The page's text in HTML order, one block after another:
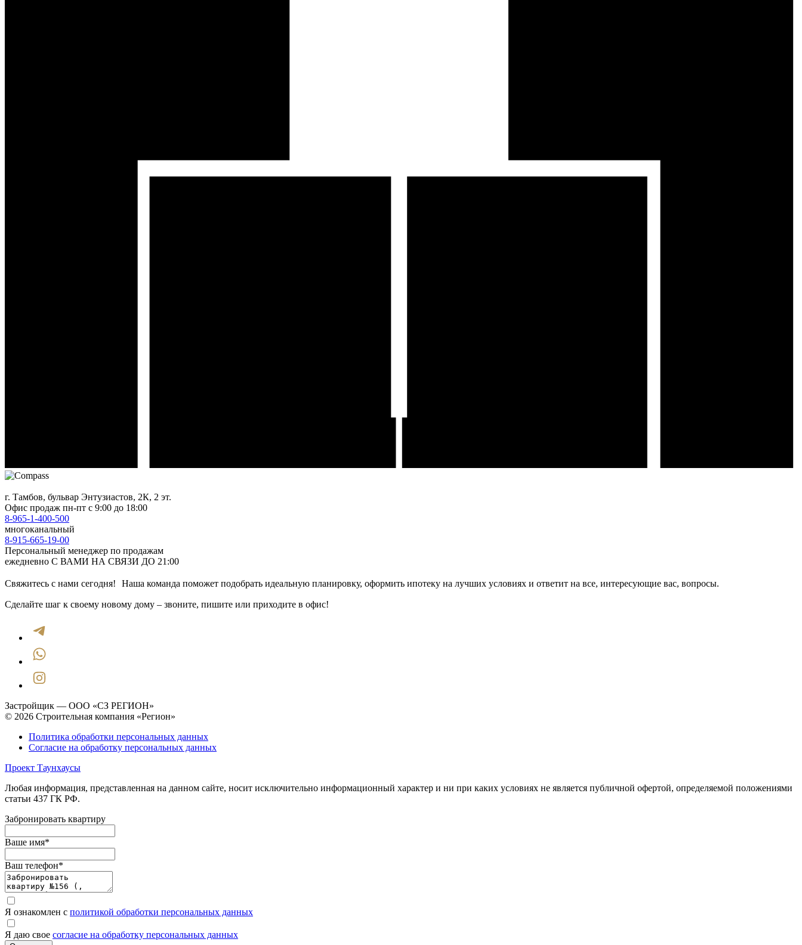
г. Тамбов, бульвар Энтузиастов, 2К, 2 эт.
Офис продаж пн-пт с 9:00 до 18:00
8-965-1-400-500
многоканальный
8-915-665-19-00
Персональный менеджер по продажам
ежедневно С ВАМИ НА СВЯЗИ ДО 21:00
Свяжитесь с нами сегодня! Наша команда поможет подобрать идеальную планировку, оформить ипотеку на лучших условиях и ответит на все, интересующие вас, вопросы.
Сделайте шаг к своему новому дому – звоните, пишите или приходите в офис!
Застройщик — ООО «СЗ РЕГИОН»
© 2026 Строительная компания «Регион»
Политика обработки персональных данных
Согласие на обработку персональных данных
Проект Таунхаусы
Любая информация, представленная на данном сайте, носит исключительно информационный характер и ни при каких условиях не является публичной офертой, определяемой положениями
статьи 437 ГК РФ.
Забронировать квартиру
Ваше имя*
Ваш телефон*
Я ознакомлен с политикой обработки персональных данных
Я даю свое согласие на обработку персональных данных